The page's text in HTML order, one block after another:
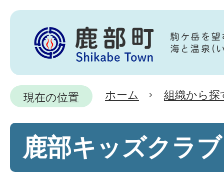
現在の位置 ホーム 組織から探
鹿部キッズクラブ